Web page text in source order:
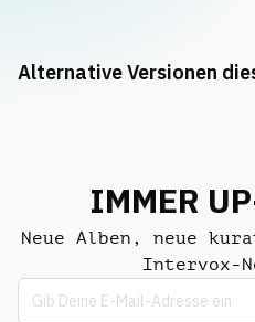
Alternative Versionen
IMMER
Neue Alben, neue
Intervox-